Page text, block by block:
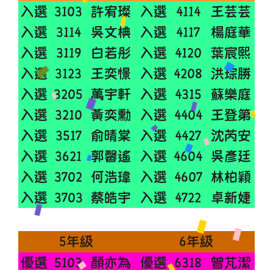
入選 3103 許宥璨 入選 4114
王芸芸
入選
3114 吳文椣 入選 4117
楊庭華
入選
3119 白若彤 入選 4120
葉宸熙
入選 3123 王奕憬 入選 4208
洪琮勝
入選 3205 萬宇軒 入選 4315
蘇樂庭
入選 3210 黃奕勳 入選 4404
王登第
入選
3517 俞晴棠 入選 4427
沈芮安
入選 3621 郭馨遙 入選 4604
吳彥廷
入選 3702 何浩瑋 入選 4607
林柏穎
入選 3703 蔡皓宇 入選 4722 卓新婕
5年級
6年級
優選 5103 顏亦為 優選 6318
曾芃潔